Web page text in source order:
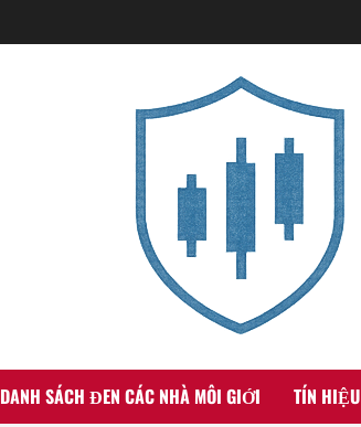
DANH SÁCH ĐEN CÁC NHÀ MÔI GIỚI TÍN HIỆU